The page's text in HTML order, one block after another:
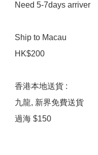
Need 5-7days arriver
Ship to Macau
HK$200
香港本地送貨 :
九龍, 新界免費送貨
過海 $150